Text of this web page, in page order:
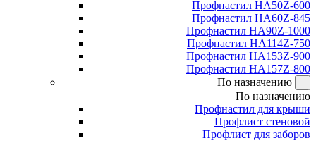
Профнастил НА50Z-600
Профнастил НА60Z-845
Профнастил НА90Z-1000
Профнастил НА114Z-750
Профнастил НА153Z-900
Профнастил НА157Z-800
По назначению
По назначению
Профнастил для крыши
Профлист стеновой
Профлист для заборов